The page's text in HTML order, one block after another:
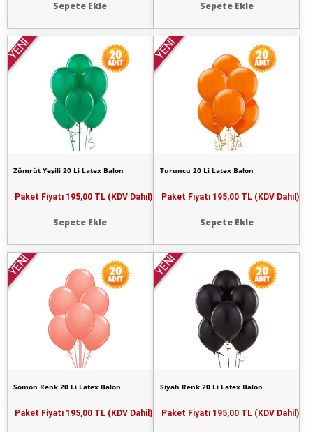
Sepete Ekle Sepete Ekle
YENİ
Zümrüt Yeşili 20 Li Latex Balon
Paket Fiyatı 195,00 TL (KDV Dahil)
Sepete Ekle
YENİ
Turuncu 20 Li Latex Balon
Paket Fiyatı 195,00 TL (KDV Dahil)
Sepete Ekle
YENİ
Somon Renk 20 Li Latex Balon
Paket Fiyatı 195,00 TL (KDV Dahil)
YENİ
Siyah Renk 20 Li Latex Balon
Paket Fiyatı 195,00 TL (KDV Dahil)